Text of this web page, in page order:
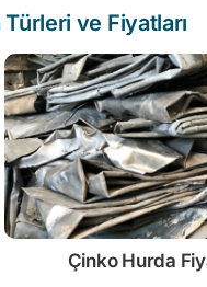
Türleri ve Fiyatları
Çinko Hurda